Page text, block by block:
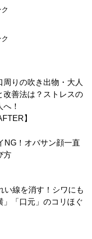
周りの吹き出物・大人
改善法は？ストレスの
！
】
NG！オバサン顔一直
方
い線を消す！シワにも
」「口元」のコリほぐ